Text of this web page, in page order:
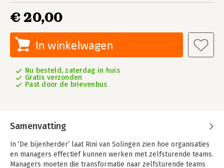
€ 20,00
In winkelwagen
Nu besteld, zaterdag in huis
Gratis verzonden
Past door de brievenbus
Samenvatting
In ‘De bijenherder’ laat Rini van Solingen zien hoe organisaties
en managers effectief kunnen werken met zelfsturende teams.
Managers moeten die transformatie naar zelfsturende teams